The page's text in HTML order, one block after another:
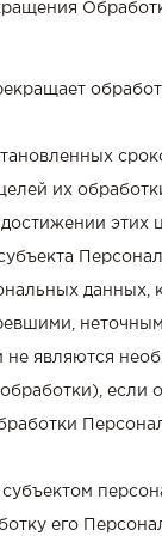
их
этих
данных,
не являются
если
субъектом
его